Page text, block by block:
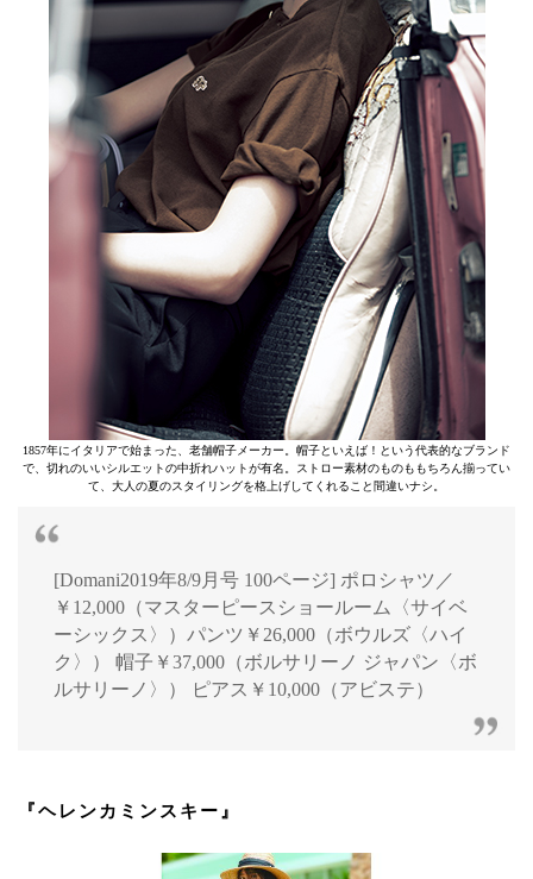
1857年にイタリアで始まった、老舗帽子メーカー。帽子といえば！という代表的なブランド
で、切れのいいシルエットの中折れハットが有名。ストロー素材のものももちろん揃ってい
て、大人の夏のスタイリングを格上げしてくれること間違いナシ。
[Domani2019年8/9月号 100ページ] ポロシャツ／
￥12,000（マスターピースショールーム〈サイベ
ーシックス〉）パンツ￥26,000（ボウルズ〈ハイ
ク〉） 帽子￥37,000（ボルサリーノ ジャパン〈ボ
ルサリーノ〉） ピアス￥10,000（アビステ）
『ヘレンカミンスキー』